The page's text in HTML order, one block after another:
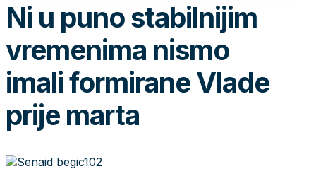
Ni u puno stabilnijim
vremenima nismo
imali formirane Vlade
prije marta